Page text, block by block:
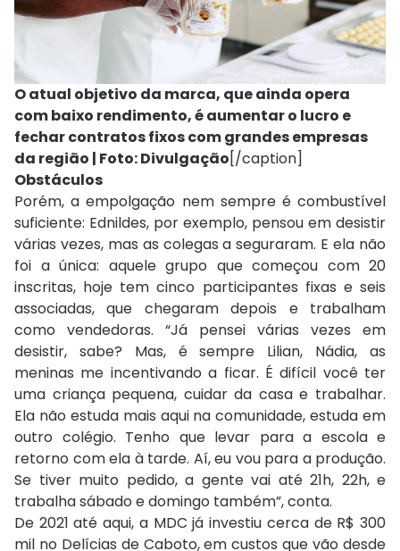
O atual objetivo da marca, que ainda opera
com baixo rendimento, é aumentar o lucro e
fechar contratos fixos com grandes empresas
da região | Foto: Divulgação[/caption]
Obstáculos
Porém, a empolgação nem sempre é combustível
suficiente: Ednildes, por exemplo, pensou em desistir
várias vezes, mas as colegas a seguraram. E ela não
foi a única: aquele grupo que começou com 20
inscritas, hoje tem cinco participantes fixas e seis
associadas, que chegaram depois e trabalham
como vendedoras. “Já pensei várias vezes em
desistir, sabe? Mas, é sempre Lilian, Nádia, as
meninas me incentivando a ficar. É difícil você ter
uma criança pequena, cuidar da casa e trabalhar.
Ela não estuda mais aqui na comunidade, estuda em
outro colégio. Tenho que levar para a escola e
retorno com ela à tarde. Aí, eu vou para a produção.
Se tiver muito pedido, a gente vai até 21h, 22h, e
trabalha sábado e domingo também”, conta.
De 2021 até aqui, a MDC já investiu cerca de R$ 300
mil no Delícias de Caboto, em custos que vão desde